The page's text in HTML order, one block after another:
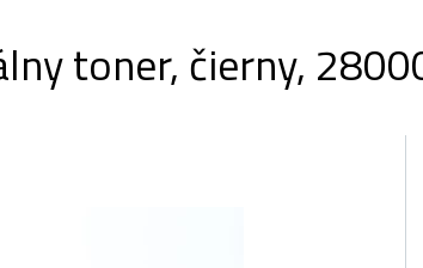
toner, čierny,